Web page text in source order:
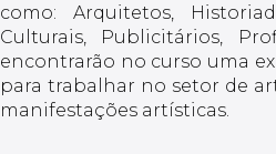
como: Arquitetos,
Culturais, Publicitários,
encontrarão no curso uma
para trabalhar no setor de
manifestações artísticas.